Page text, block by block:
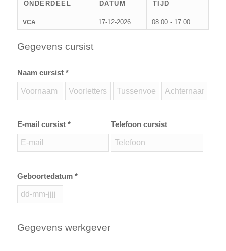
ONDERDEEL DATUM TIJD
VCA 17-12-2026 08:00 - 17:00
Gegevens cursist
Naam cursist *
E-mail cursist * Telefoon cursist
Geboortedatum *
Gegevens werkgever